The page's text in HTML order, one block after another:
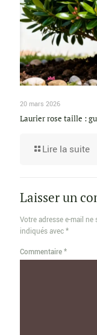
20 mars 2026
Laurier rose taille :
Lire la suite
Laisser un
Votre adresse e-mail ne
indiqués avec*
Commentaire*